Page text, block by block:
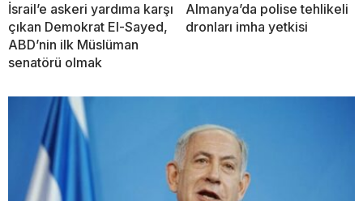
İsrail’e askeri yardıma karşı
çıkan Demokrat El-Sayed,
ABD’nin ilk Müslüman
senatörü olmak
Almanya’da polise tehlikeli
dronları imha yetkisi